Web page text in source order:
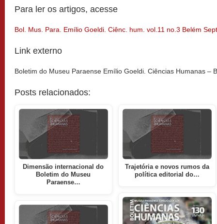
Para ler os artigos, acesse
Bol. Mus. Para. Emílio Goeldi. Ciênc. hum. vol.11 no.3 Belém
Link externo
Boletim do Museu Paraense Emílio Goeldi. Ciências Humanas –
Posts relacionados:
Dimensão internacional do
Boletim do Museu
Paraense…
Trajetória e novos rumos da
política editorial do…